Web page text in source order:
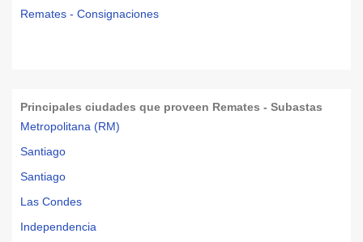
Remates - Consignaciones
Principales ciudades que proveen Remates - Subastas
Metropolitana (RM)
Santiago
Santiago
Las Condes
Independencia